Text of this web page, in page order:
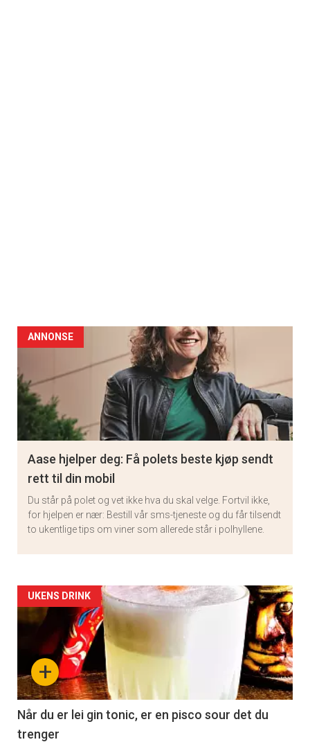
ANNONSE
Aase hjelper deg: Få polets beste kjøp sendt
rett til din mobil
Du står på polet og vet ikke hva du skal velge. Fortvil ikke,
for hjelpen er nær: Bestill vår sms-tjeneste og du får tilsendt
to ukentlige tips om viner som allerede står i polhyllene.
Artikler
detail
section
11
+
UKENS DRINK
Når du er lei gin tonic, er en pisco sour det du
trenger